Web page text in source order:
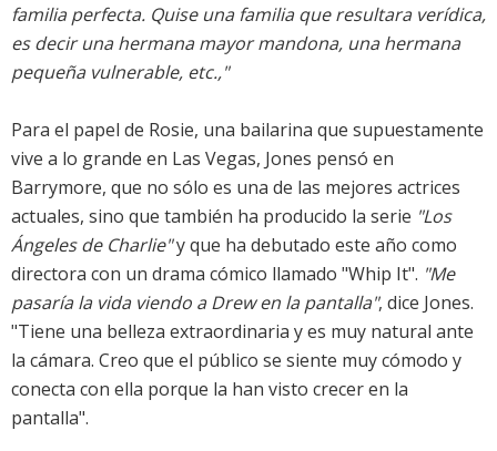
familia perfecta. Quise una familia que resultara verídica,
es decir una hermana mayor mandona, una hermana
pequeña vulnerable, etc.,"
Para el papel de Rosie, una bailarina que supuestamente
vive a lo grande en Las Vegas, Jones pensó en
Barrymore, que no sólo es una de las mejores actrices
actuales, sino que también ha producido la serie "Los
Ángeles de Charlie"y que ha debutado este año como
directora con un drama cómico llamado "Whip It". "Me
pasaría la vida viendo a Drew en la pantalla", dice Jones.
"Tiene una belleza extraordinaria y es muy natural ante
la cámara. Creo que el público se siente muy cómodo y
conecta con ella porque la han visto crecer en la
pantalla".